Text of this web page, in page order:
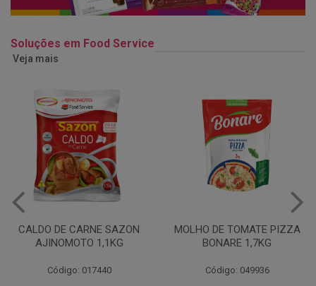
Soluções em Food Service
Veja mais
CALDO DE CARNE SAZON
AJINOMOTO 1,1KG
Código: 017440
MOLHO DE TOMATE PIZZA
BONARE 1,7KG
Código: 049936